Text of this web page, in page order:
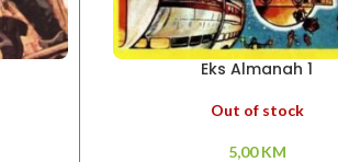
Eks Almanah 1
Out of stock
5,00KM